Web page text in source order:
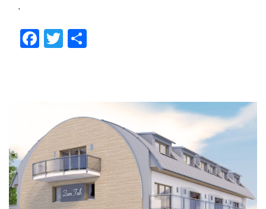
.
F
o
o
k
T